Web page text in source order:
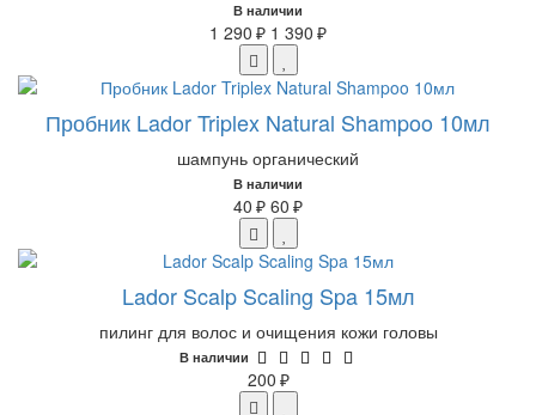
В наличии
1 290 ₽ 1 390 ₽
Пробник Lador Triplex Natural Shampoo 10мл
шампунь органический
В наличии
40 ₽ 60 ₽
Lador Scalp Scaling Spa 15мл
пилинг для волос и очищения кожи головы
В наличии
200 ₽